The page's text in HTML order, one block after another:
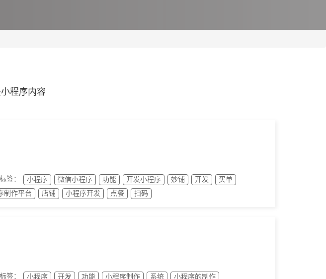
程序内容
签： 小程序 微信小程序 功能 开发小程序 妙铺 开发
买单
制作平台
店铺 小程序开发 点餐 扫码
签： 小程序 开发 功能 小程序制作 系统
小程序的制作